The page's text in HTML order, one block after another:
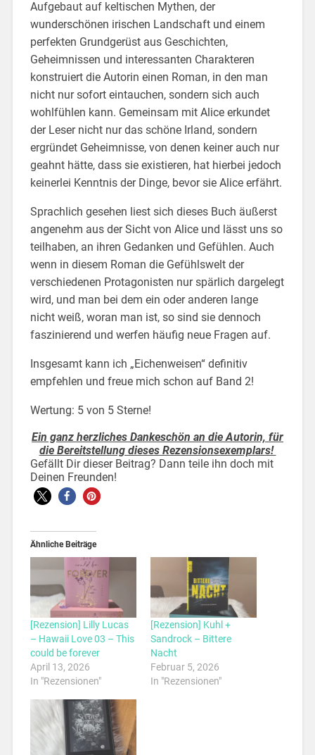
Aufgebaut auf keltischen Mythen, der
wunderschönen irischen Landschaft und einem
perfekten Grundgerüst aus Geschichten,
Geheimnissen und interessanten Charakteren
konstruiert die Autorin einen Roman, in den man
nicht nur sofort eintauchen, sondern sich auch
wohlfühlen kann. Gemeinsam mit Alice erkundet
der Leser nicht nur das schöne Irland, sondern
ergründet Geheimnisse, von denen keiner auch nur
geahnt hätte, dass sie existieren, hat hierbei jedoch
keinerlei Kenntnis der Dinge, bevor sie Alice erfährt.
Sprachlich gesehen liest sich dieses Buch äußerst
angenehm aus der Sicht von Alice und lässt uns so
teilhaben, an ihren Gedanken und Gefühlen. Auch
wenn in diesem Roman die Gefühlswelt der
verschiedenen Protagonisten nur spärlich dargelegt
wird, und man bei dem ein oder anderen lange
nicht weiß, woran man ist, so sind sie dennoch
faszinierend und werfen häufig neue Fragen auf.
Insgesamt kann ich „Eichenweisen“ definitiv
empfehlen und freue mich schon auf Band 2!
Wertung: 5 von 5 Sterne!
Ein ganz herzliches Dankeschön an die Autorin, für
die Bereitstellung dieses Rezensionsexemplars!
Gefällt Dir dieser Beitrag? Dann teile ihn doch mit
Deinen Freunden!
Ähnliche Beiträge
[Rezension] Lilly Lucas
– Hawaii Love 03 – This
could be forever
April 13, 2026
In "Rezensionen"
[Rezension] Kuhl +
Sandrock – Bittere
Nacht
Februar 5, 2026
In "Rezensionen"